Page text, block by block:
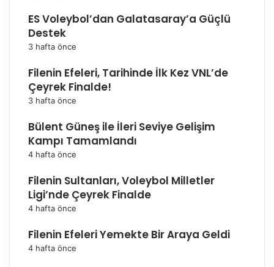
r
ES Voleybol’dan Galatasaray’a Güçlü
Destek
3 hafta önce
Filenin Efeleri, Tarihinde İlk Kez VNL’de
Çeyrek Finalde!
3 hafta önce
Bülent Güneş ile İleri Seviye Gelişim
Kampı Tamamlandı
4 hafta önce
Filenin Sultanları, Voleybol Milletler
Ligi’nde Çeyrek Finalde
4 hafta önce
Filenin Efeleri Yemekte Bir Araya Geldi
4 hafta önce